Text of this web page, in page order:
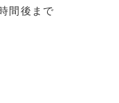
間後まで